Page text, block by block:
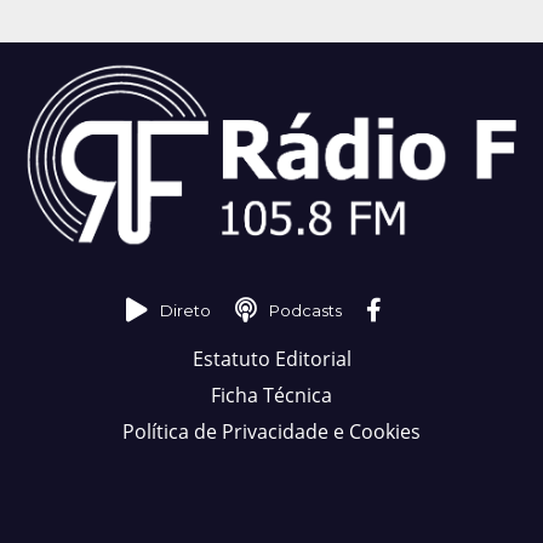
Direto Podcasts
Estatuto Editorial
Ficha Técnica
Política de Privacidade e Cookies